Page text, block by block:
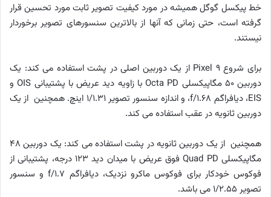
خط پیکسل گوگل همیشه در مورد کیفیت تصویر ثابت مورد تحسین قرار
گرفته است، حتی زمانی که آنها از بالاترین سنسورهای تصویر برخوردار
نیستند.
برای شروع Pixel ۹ از یک دوربین اصلی در پشت استفاده می کند: یک
دوربین ۵۰ مگاپیکسلی Octa PD با زاویه دید عریض با پشتیبانی OIS و
EIS، دیافراگم f/۱.۶۸، و اندازه سنسور تصویر ۱/۱.۳۱ اینچ. همچنین از یک
دوربین ثانویه در عقب استفاده می کند.
همچنین از یک دوربین ثانویه در پشت استفاده می کند: یک دوربین ۴۸
مگاپیکسلی Quad PD فوق عریض با میدان دید ۱۲۳ درجه، پشتیبانی از
فوکوس خودکار برای فوکوس ماکرو نزدیک، دیافراگم f/۱.۷ و سنسور
تصویر ۱/۲.۵۵ می باشد.